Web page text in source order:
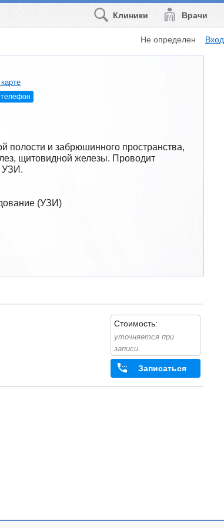
Врачи
Клиники
Не определен Вход
телефон
полости и забрюшинного пространства,
щитовидной железы. Проводит
УЗИ.
(УЗИ)
Стоимость:
уточняется при
записи
Записаться